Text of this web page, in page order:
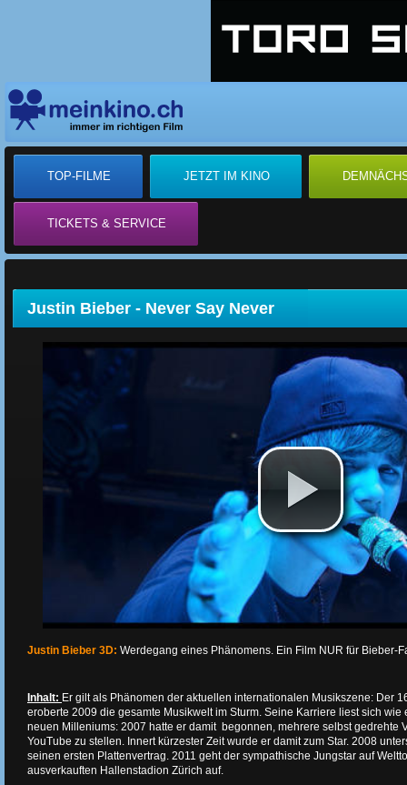
TOP-FILME JETZT IM KINO
TICKETS & SERVICE
Justin Bieber - Never Say Never
Justin Bieber 3D: Werdegang eines Phänomens. Ein Film NUR für Bieber-
Inhalt: Er gilt als Phänomen der aktuellen internationalen Musikszene: Der
eroberte 2009 die gesamte Musikwelt im Sturm. Seine Karriere liest sich
neuen Milleniums: 2007 hatte er damit begonnen, mehrere selbst gedrehte
YouTube zu stellen. Innert kürzester Zeit wurde er damit zum Star. 2008
seinen ersten Plattenvertrag. 2011 geht der sympathische Jungstar auf
ausverkauften Hallenstadion Zürich auf.